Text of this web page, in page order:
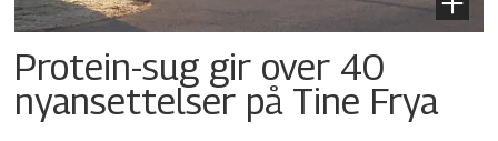
Protein-sug gir over 40
nyansettelser på Tine Frya